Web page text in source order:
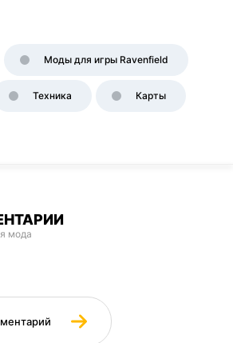
Моды для игры Ravenfield
Техника Карты
мода